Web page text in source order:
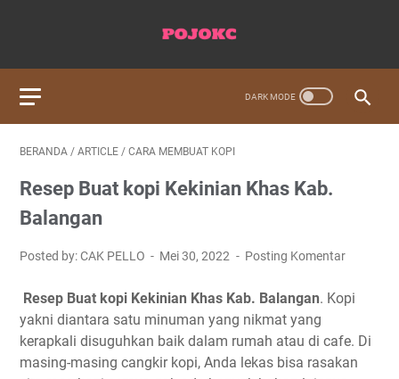
BERANDA / ARTICLE / CARA MEMBUAT KOPI
Resep Buat kopi Kekinian Khas Kab.
Balangan
Posted by: CAK PELLO Mei 30, 2022 Posting Komentar
Resep Buat kopi Kekinian Khas Kab. Balangan. Kopi
yakni diantara satu minuman yang nikmat yang
kerapkali disuguhkan baik dalam rumah atau di cafe. Di
masing-masing cangkir kopi, Anda lekas bisa rasakan